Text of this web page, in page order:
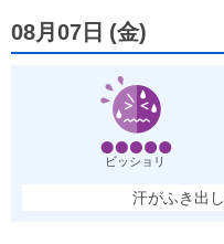
08月07日 (金)
ビッショリ
汗がふき出